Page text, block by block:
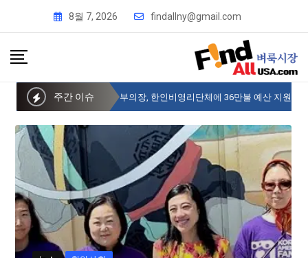
8월 7, 2026 findallny@gmail.com
주간 이슈
뉴욕시의회 샌드라 황 부의장, 한인비영리단체에 36만불 예산 지원